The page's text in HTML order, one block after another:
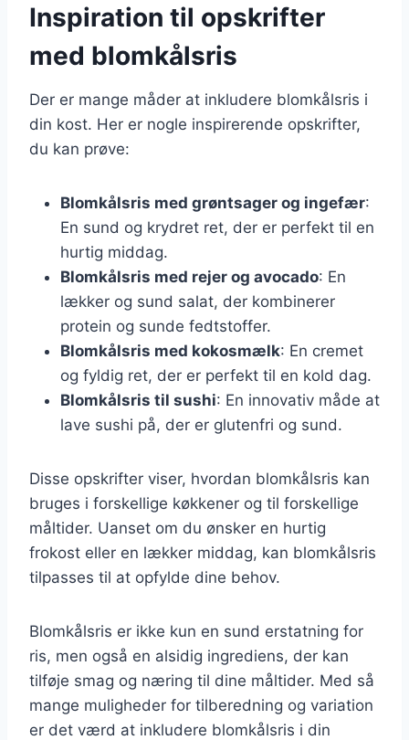
Inspiration til opskrifter
med blomkålsris
Der er mange måder at inkludere blomkålsris i
din kost. Her er nogle inspirerende opskrifter,
du kan prøve:
Blomkålsris med grøntsager og ingefær:
En sund og krydret ret, der er perfekt til en
hurtig middag.
Blomkålsris med rejer og avocado: En
lækker og sund salat, der kombinerer
protein og sunde fedtstoffer.
Blomkålsris med kokosmælk: En cremet
og fyldig ret, der er perfekt til en kold dag.
Blomkålsris til sushi: En innovativ måde at
lave sushi på, der er glutenfri og sund.
Disse opskrifter viser, hvordan blomkålsris kan
bruges i forskellige køkkener og til forskellige
måltider. Uanset om du ønsker en hurtig
frokost eller en lækker middag, kan blomkålsris
tilpasses til at opfylde dine behov.
Blomkålsris er ikke kun en sund erstatning for
ris, men også en alsidig ingrediens, der kan
tilføje smag og næring til dine måltider. Med så
mange muligheder for tilberedning og variation
er det værd at inkludere blomkålsris i din